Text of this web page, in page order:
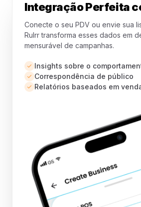
Integração Perfeita
Conecte o seu PDV ou envie sua
Rulrr transforma esses dados em
mensurável de campanhas.
Insights sobre o
Correspondência de público
Relatórios baseados em